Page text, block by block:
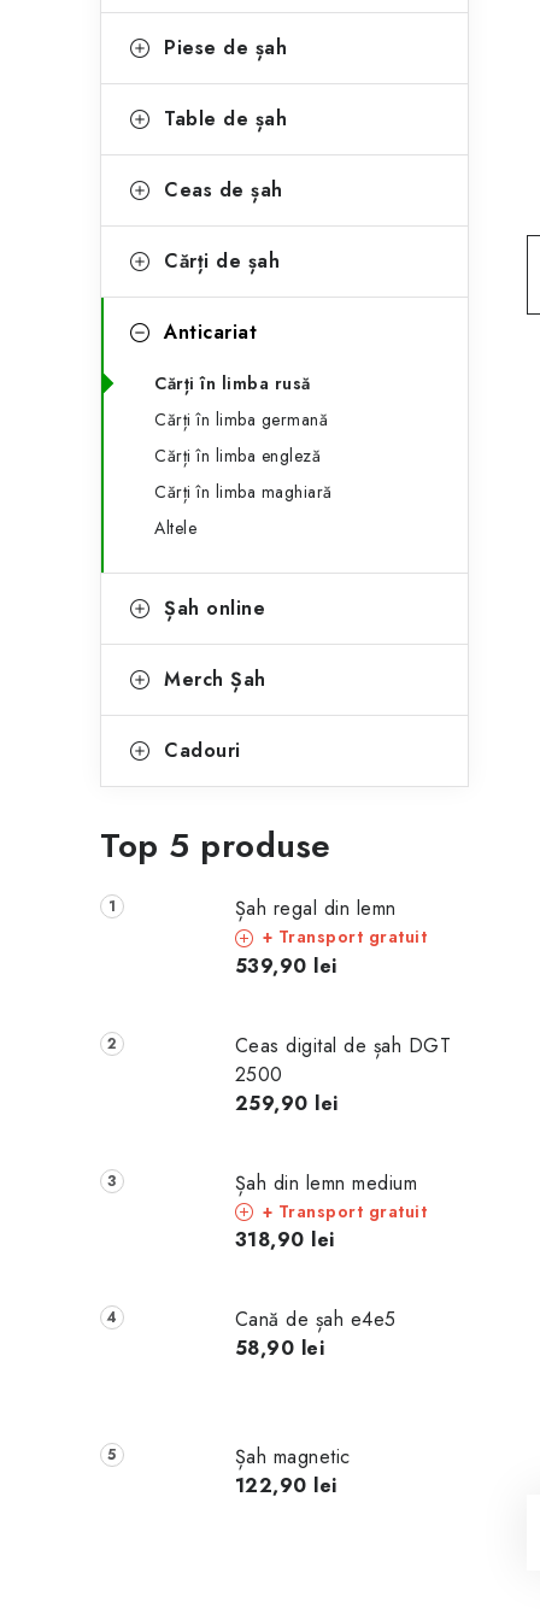
ă
l
t
e
a
ă
o
i
Piese de șah
Table de șah
Ceas de șah
Cărți de șah
Anticariat
Cărți în limba rusă
Cărți în limba germană
Cărți în limba engleză
Cărți în limba maghiară
Altele
Șah online
Merch Șah
Cadouri
Top 5 produse
Șah regal din lemn
+ Transport gratuit
539,90 lei
Ceas digital de șah DGT
2500
259,90 lei
Șah din lemn medium
+ Transport gratuit
318,90 lei
Cană de șah e4e5
58,90 lei
Șah magnetic
122,90 lei